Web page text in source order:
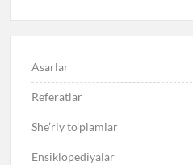
Asarlar
Referatlar
She’riy to’plamlar
Ensiklopediyalar